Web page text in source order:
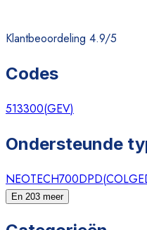
Klantbeoordeling 4.9/5
Codes
513300(GEV)
Ondersteunde
NEOTECH700DPD(
En 203 meer